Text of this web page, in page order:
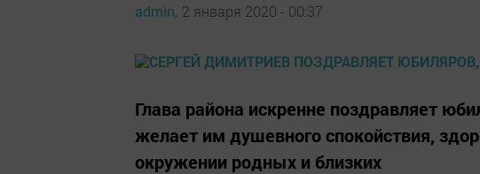
admin, 2 января 2020 - 00:37
Глава района искренне поздравляет
желает им душевного спокойствия,
окружении родных и близких